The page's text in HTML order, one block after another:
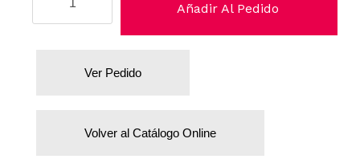
Añadir Al Pedido
Ver Pedido
Volver al Catálogo Online